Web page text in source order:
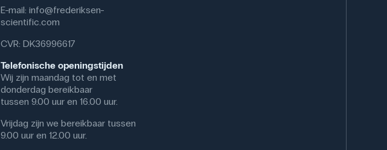
E-mail: info@frederiksen-
scientific.com
CVR: DK36996617
Telefonische openingstijden
Wij zijn maandag tot en met
donderdag bereikbaar
tussen 9.00 uur en 16.00 uur.
Vrijdag zijn we bereikbaar tussen
9.00 uur en 12.00 uur.